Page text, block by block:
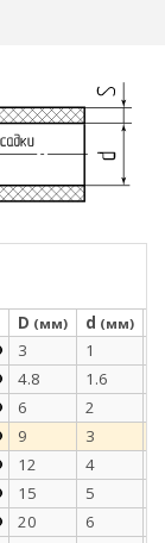
D (мм) d (мм)
3 1
4.8 1.6
6 2
9 3
12 4
15 5
20 6